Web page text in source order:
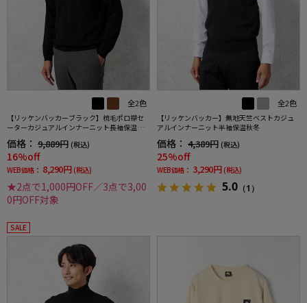
全2色
【リッケンバッカーブラック】梳毛ポロ襟セ
ーターカジュアルインナーニット長袖保温秋
冬
価格： 9,889円 (税込)
16%off
WEB価格： 8,290円 (税込)
★2点で1,000円OFF／3点で3,00
0円OFF対象
全2色
【リッケンバッカー】無地天竺ベストカジュ
アルインナーニット半袖保温秋冬
価格： 4,389円 (税込)
25%off
WEB価格： 3,290円 (税込)
5.0 （1）
SALE